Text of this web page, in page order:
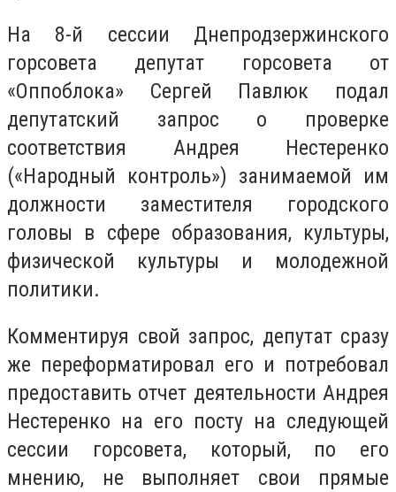
На 8-й сессии Днепродзержинского
горсовета депутат горсовета от
«Оппоблока» Сергей Павлюк подал
депутатский запрос о проверке
соответствия Андрея Нестеренко
(«Народный контроль») занимаемой им
должности заместителя городского
головы в сфере образования, культуры,
физической культуры и молодежной
политики.
Комментируя свой запрос, депутат сразу
же переформатировал его и потребовал
предоставить отчет деятельности Андрея
Нестеренко на его посту на следующей
сессии горсовета, который, по его
мнению, не выполняет свои прямые